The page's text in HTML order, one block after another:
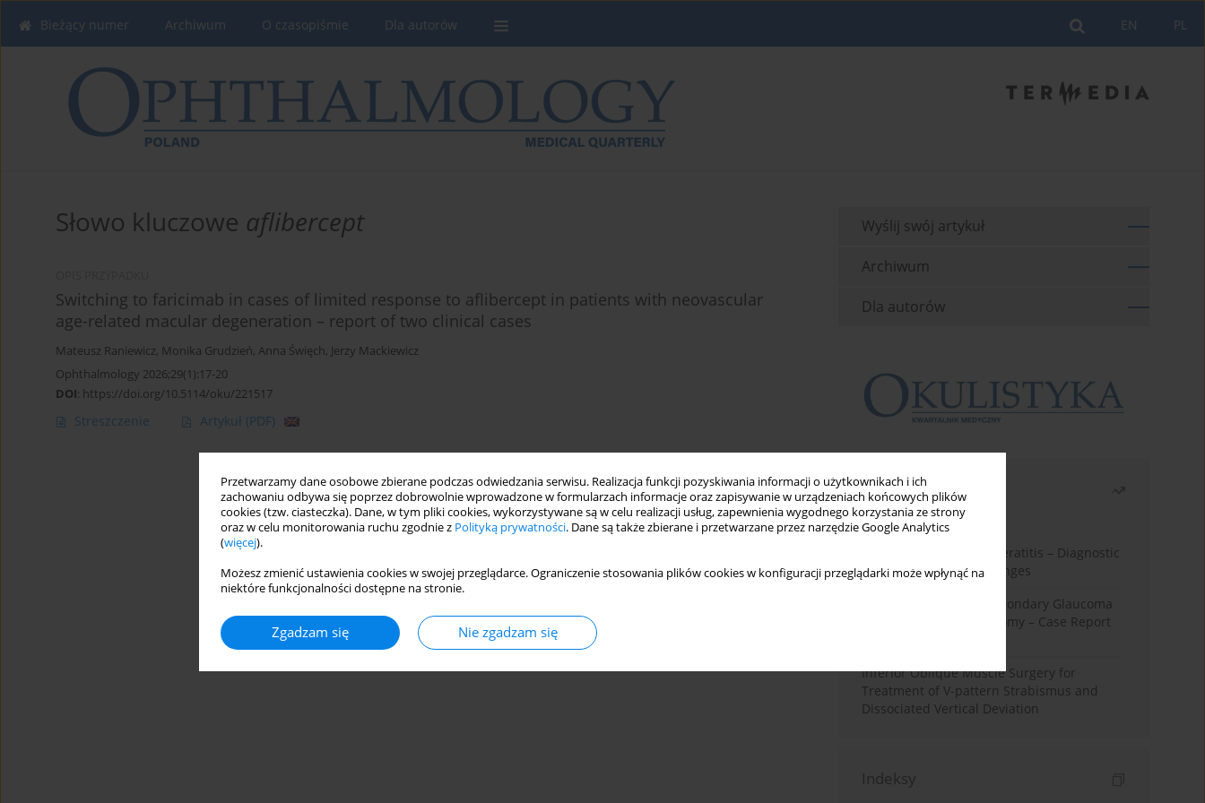
Przetwarzamy dane osobowe zbierane podczas odwiedzania serwisu. Realizacja funkcji pozyskiwania informacji o użytkownikach i ich
zachowaniu odbywa się poprzez dobrowolnie wprowadzone w formularzach informacje oraz zapisywanie w urządzeniach końcowych plików
cookies (tzw. ciasteczka). Dane, w tym pliki cookies, wykorzystywane są w celu realizacji usług, zapewnienia wygodnego korzystania ze strony
oraz w celu monitorowania ruchu zgodnie z Polityką prywatności. Dane są także zbierane i przetwarzane przez narzędzie Google Analytics
(więcej).
Możesz zmienić ustawienia cookies w swojej przeglądarce. Ograniczenie stosowania plików cookies w konfiguracji przeglądarki może wpłynąć na
niektóre funkcjonalności dostępne na stronie.
Zgadzam się Nie zgadzam się
PL
EN
Bieżący numer Archiwum O czasopiśmie Dla autorów
Słowo kluczowe aflibercept
Switching to faricimab in cases of limited response to aflibercept in patients with neovascular
age-related macular degeneration – report of two clinical cases
Mateusz Raniewicz, Monika Grudzień, Anna Święch, Jerzy Mackiewicz
Ophthalmology 2026;29(1):17-20
DOI: https://doi.org/10.5114/oku/221517
Streszczenie Artykuł (PDF)
Wyślij swój artykuł
Archiwum
Dla autorów
Najczęściej czytane
Miesiąc
Rok
Herpes Simplex Virus Keratitis – Diagnostic
and Therapeutic Challenges
Silicone Oil-Induced Secondary Glaucoma
After Pars Plana Vitrectomy – Case Report
Inferior Oblique Muscle Surgery for
Treatment of V-pattern Strabismus and
Dissociated Vertical Deviation
Indeksy